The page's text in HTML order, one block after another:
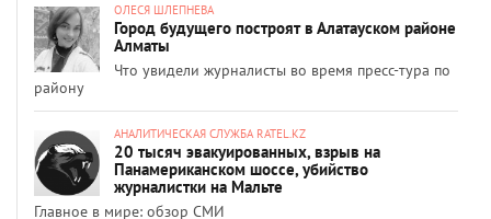
ОЛЕСЯ ШЛЕПНЕВА
Город будущего построят в Алатауском районе
Алматы
Что увидели журналисты во время пресс-тура по
району
АНАЛИТИЧЕСКАЯ СЛУЖБА RATEL.KZ
20 тысяч эвакуированных, взрыв на
Панамериканском шоссе, убийство
журналистки на Мальте
Главное в мире: обзор СМИ